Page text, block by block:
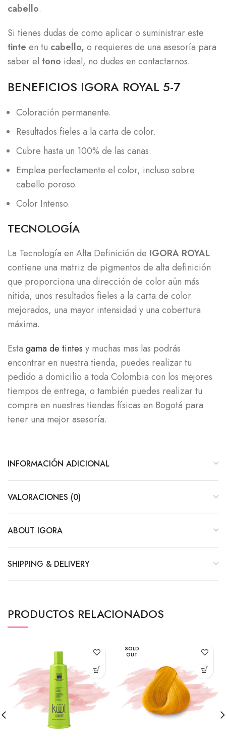
cabello.
Si tienes dudas de como aplicar o suministrar este
tinte en tu cabello, o requieres de una asesoría para
saber el tono ideal, no dudes en contactarnos.
BENEFICIOS IGORA ROYAL 5-7
Coloración permanente.
Resultados fieles a la carta de color.
Cubre hasta un 100% de las canas.
Emplea perfectamente el color, incluso sobre
cabello poroso.
Color Intenso.
TECNOLOGÍA
La Tecnología en Alta Definición de IGORA ROYAL
contiene una matriz de pigmentos de alta definición
que proporciona una dirección de color aún más
nítida, unos resultados fieles a la carta de color
mejorados, una mayor intensidad y una cobertura
máxima.
Esta gama de tintes y muchas mas las podrás
encontrar en nuestra tienda, puedes realizar tu
pedido a domicilio a toda Colombia con los mejores
tiempos de entrega, o también puedes realizar tu
compra en nuestras tiendas físicas en Bogotá para
tener una mejor asesoría.
INFORMACIÓN ADICIONAL
VALORACIONES (0)
ABOUT IGORA
SHIPPING & DELIVERY
PRODUCTOS RELACIONADOS
SOLD
OUT